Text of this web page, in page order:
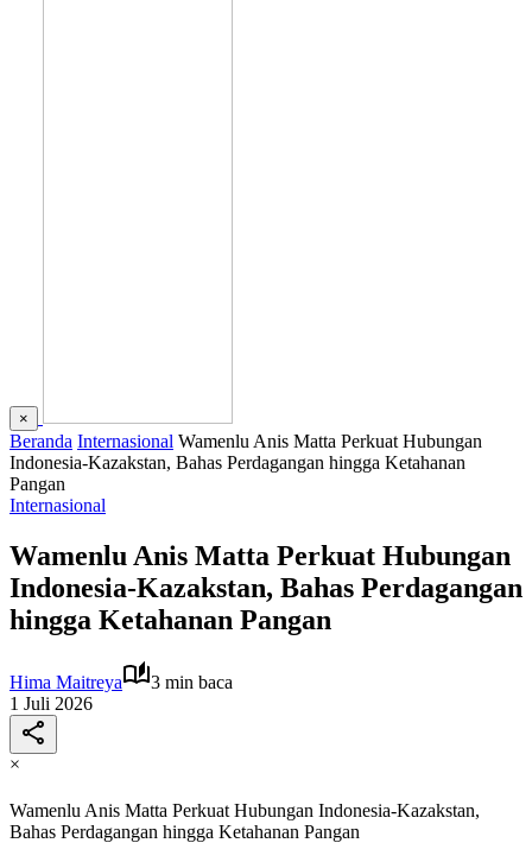
×
Beranda Internasional Wamenlu Anis Matta Perkuat Hubungan
Indonesia-Kazakstan, Bahas Perdagangan hingga Ketahanan
Pangan
Internasional
Wamenlu Anis Matta Perkuat Hubungan
Indonesia-Kazakstan, Bahas Perdagangan
hingga Ketahanan Pangan
Hima Maitreya
3 min baca
1 Juli 2026
×
Wamenlu Anis Matta Perkuat Hubungan Indonesia-Kazakstan,
Bahas Perdagangan hingga Ketahanan Pangan